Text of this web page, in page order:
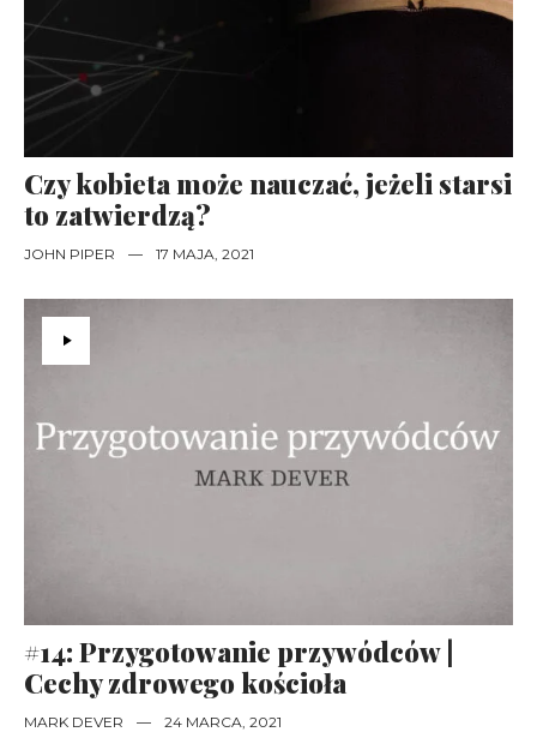
Czy kobieta może nauczać, jeżeli starsi
to zatwierdzą?
JOHN PIPER — 17 MAJA, 2021
#14: Przygotowanie przywódców |
Cechy zdrowego kościoła
MARK DEVER — 24 MARCA, 2021